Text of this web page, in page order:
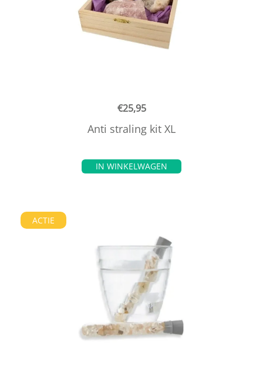
€25,95
Anti straling kit XL
IN WINKELWAGEN
ACTIE